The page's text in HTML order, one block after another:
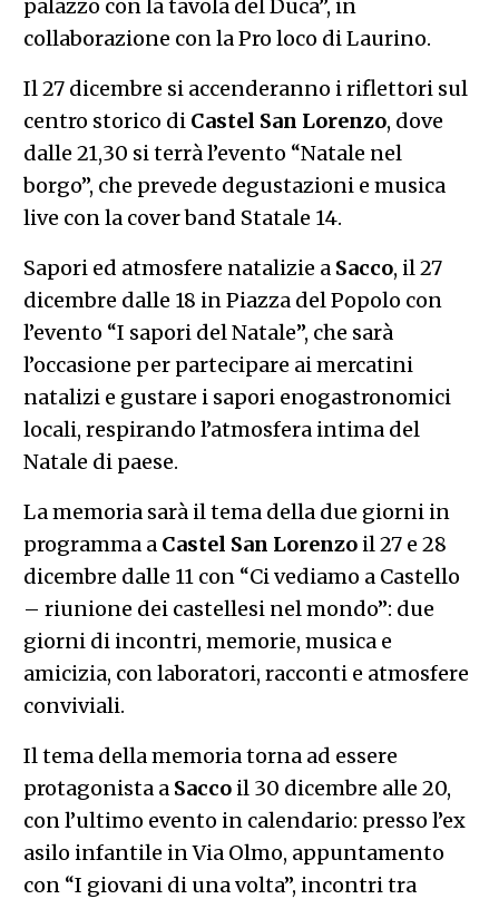
palazzo con la tavola del Duca”, in
collaborazione con la Pro loco di Laurino.
Il 27 dicembre si accenderanno i riflettori sul
centro storico di Castel San Lorenzo, dove
dalle 21,30 si terrà l’evento “Natale nel
borgo”, che prevede degustazioni e musica
live con la cover band Statale 14.
Sapori ed atmosfere natalizie a Sacco, il 27
dicembre dalle 18 in Piazza del Popolo con
l’evento “I sapori del Natale”, che sarà
l’occasione per partecipare ai mercatini
natalizi e gustare i sapori enogastronomici
locali, respirando l’atmosfera intima del
Natale di paese.
La memoria sarà il tema della due giorni in
programma a Castel San Lorenzoil 27 e 28
dicembre dalle 11 con “Ci vediamo a Castello
– riunione dei castellesi nel mondo”: due
giorni di incontri, memorie, musica e
amicizia, con laboratori, racconti e atmosfere
conviviali.
Il tema della memoria torna ad essere
protagonista a Sacco il 30 dicembre alle 20,
con l’ultimo evento in calendario: presso l’ex
asilo infantile in Via Olmo, appuntamento
con “I giovani di una volta”, incontri tra